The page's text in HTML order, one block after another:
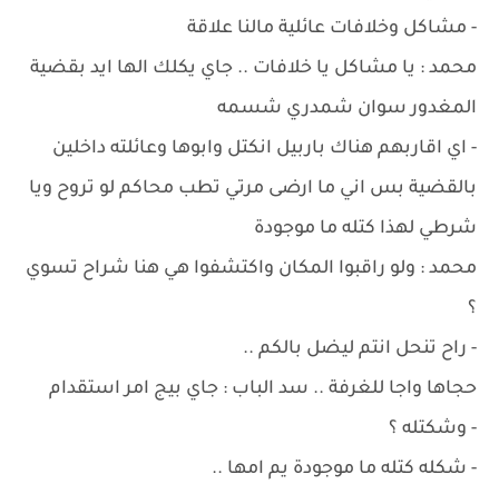
- مشاكل وخلافات عائلية مالنا علاقة
محمد : يا مشاكل يا خلافات .. جاي يكلك الها ايد بقضية
المغدور سوان شمدري شسمه
- اي اقاربهم هناك باربيل انكتل وابوها وعائلته داخلين
بالقضية بس اني ما ارضى مرتي تطب محاكم لو تروح ويا
شرطي لهذا كتله ما موجودة
محمد : ولو راقبوا المكان واكتشفوا هي هنا شراح تسوي
؟
- راح تنحل انتم ليضل بالكم ..
حجاها واجا للغرفة .. سد الباب : جاي بيج امر استقدام
- وشكتله ؟
- شكله كتله ما موجودة يم امها ..